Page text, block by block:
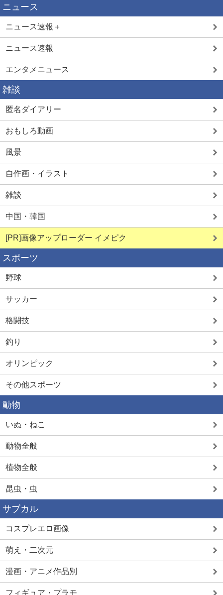
ニュース
ニュース速報＋
ニュース速報
エンタメニュース
雑談
匿名ダイアリー
おもしろ動画
風景
自作画・イラスト
雑談
中国・韓国
[PR]画像アップローダー イメピク
スポーツ
野球
サッカー
格闘技
釣り
オリンピック
その他スポーツ
動物
いぬ・ねこ
動物全般
植物全般
昆虫・虫
サブカル
コスプレエロ画像
萌え・二次元
漫画・アニメ作品別
フィギュア・プラモ